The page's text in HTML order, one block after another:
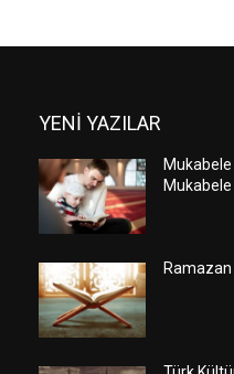
YENİ YAZILAR
Mukabele
Mukabele
Ramazan